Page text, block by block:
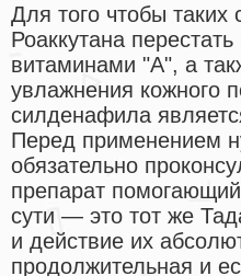
Для того чтобы
Роаккутана
витаминами "А", а
увлажнения кожного
силденафила
Перед применением
обязательно
препарат
сути — это тот же
и действие их
продолжительная и